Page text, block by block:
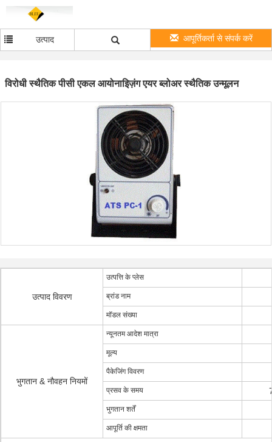
उत्पाद आपूर्तिकर्ता से संपर्क करें
विरोधी स्थैतिक पीसी एकल आयोनाइिज़ंग एयर ब्लोअर स्थैतिक उन्मूलन
उत्पाद विवरण
उत्पत्ति के प्लेस
ब्रांड नाम
मॉडल संख्या
भुगतान & नौवहन नियमों
न्यूनतम आदेश मात्रा
मूल्य
पैकेजिंग विवरण
प्रसव के समय
भुगतान शर्तें
आपूर्ति की क्षमता